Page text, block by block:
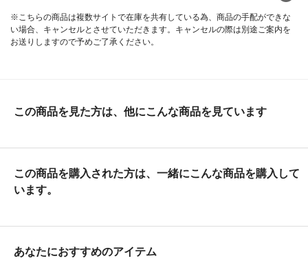
※こちらの商品は複数サイトで在庫を共有している為、商品の手配ができな
い場合、キャンセルとさせていただきます。キャンセルの際は別途ご案内を
お送りしますので予めご了承ください。
この商品を見た方は、他にこんな商品を見ています
この商品を購入された方は、一緒にこんな商品を購入して
います。
あなたにおすすめのアイテム